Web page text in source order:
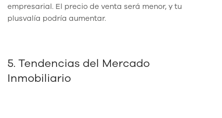
empresarial. El precio de venta será menor, y tu
plusvalía podría aumentar.
5. Tendencias del Mercado
Inmobiliario